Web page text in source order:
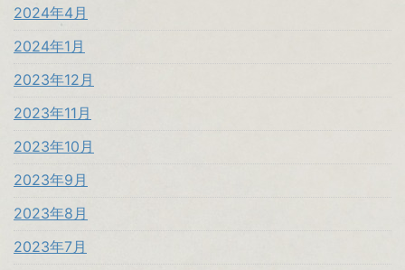
2024年4月
2024年1月
2023年12月
2023年11月
2023年10月
2023年9月
2023年8月
2023年7月